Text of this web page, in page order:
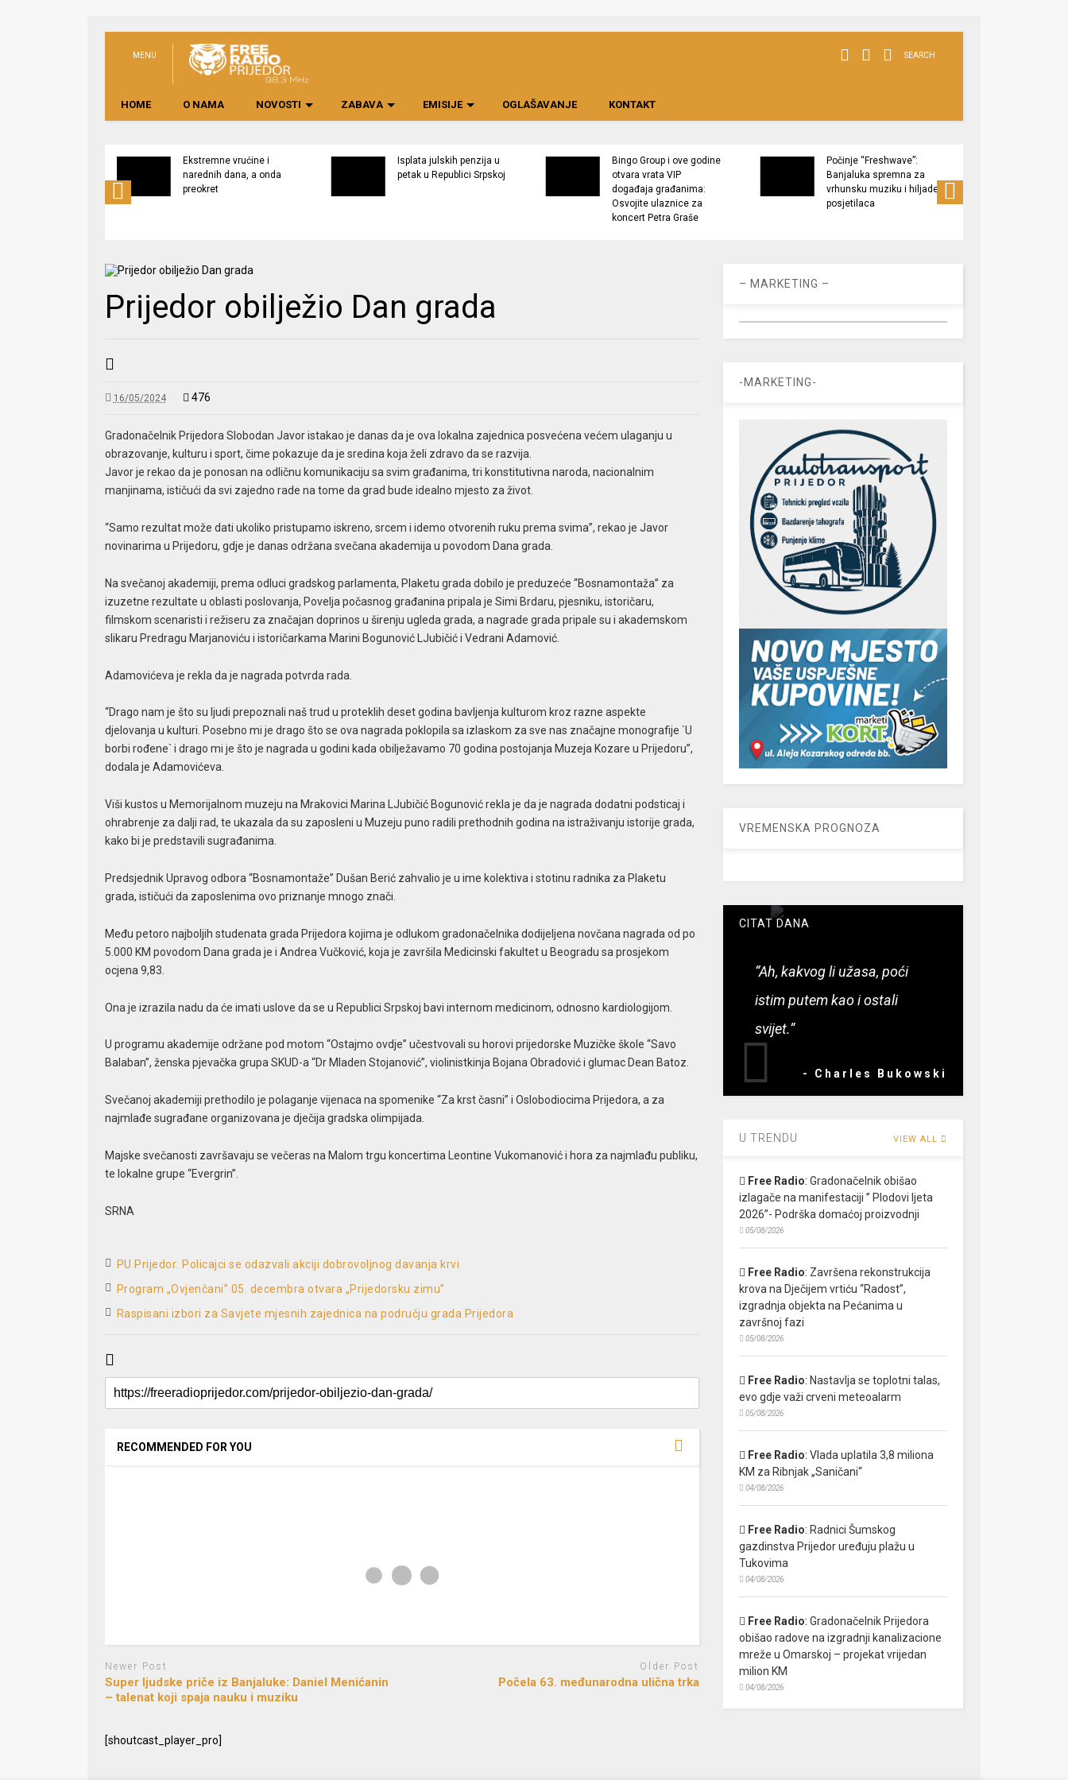
MENU SEARCH
HOME O NAMA NOVOSTI ZABAVA EMISIJE OGLAŠAVANJE KONTAKT
Ekstremne vrućine i
narednih dana, a onda
preokret
Isplata julskih penzija u
petak u Republici Srpskoj
Bingo Group i ove godine
otvara vrata VIP
događaja građanima:
Osvojite ulaznice za
koncert Petra Graše
Počinje “Freshwave”:
Banjaluka spremna za
vrhunsku muziku i hiljade
posjetilaca
Prijedor obilježio Dan grada
16/05/2024 476
Gradonačelnik Prijedora Slobodan Javor istakao je danas da je ova lokalna zajednica posvećena većem ulaganju u
obrazovanje, kulturu i sport, čime pokazuje da je sredina koja želi zdravo da se razvija.
Javor je rekao da je ponosan na odličnu komunikaciju sa svim građanima, tri konstitutivna naroda, nacionalnim
manjinama, ističući da svi zajedno rade na tome da grad bude idealno mjesto za život.
“Samo rezultat može dati ukoliko pristupamo iskreno, srcem i idemo otvorenih ruku prema svima”, rekao je Javor
novinarima u Prijedoru, gdje je danas održana svečana akademija u povodom Dana grada.
Na svečanoj akademiji, prema odluci gradskog parlamenta, Plaketu grada dobilo je preduzeće “Bosnamontaža” za
izuzetne rezultate u oblasti poslovanja, Povelja počasnog građanina pripala je Simi Brdaru, pjesniku, istoričaru,
filmskom scenaristi i režiseru za značajan doprinos u širenju ugleda grada, a nagrade grada pripale su i akademskom
slikaru Predragu Marjanoviću i istoričarkama Marini Bogunović LJubičić i Vedrani Adamović.
Adamovićeva je rekla da je nagrada potvrda rada.
“Drago nam je što su ljudi prepoznali naš trud u proteklih deset godina bavljenja kulturom kroz razne aspekte
djelovanja u kulturi. Posebno mi je drago što se ova nagrada poklopila sa izlaskom za sve nas značajne monografije `U
borbi rođene` i drago mi je što je nagrada u godini kada obilježavamo 70 godina postojanja Muzeja Kozare u Prijedoru”,
dodala je Adamovićeva.
Viši kustos u Memorijalnom muzeju na Mrakovici Marina LJubičić Bogunović rekla je da je nagrada dodatni podsticaj i
ohrabrenje za dalji rad, te ukazala da su zaposleni u Muzeju puno radili prethodnih godina na istraživanju istorije grada,
kako bi je predstavili sugrađanima.
Predsjednik Upravog odbora “Bosnamontaže” Dušan Berić zahvalio je u ime kolektiva i stotinu radnika za Plaketu
grada, ističući da zaposlenima ovo priznanje mnogo znači.
Među petoro najboljih studenata grada Prijedora kojima je odlukom gradonačelnika dodijeljena novčana nagrada od po
5.000 KM povodom Dana grada je i Andrea Vučković, koja je završila Medicinski fakultet u Beogradu sa prosjekom
ocjena 9,83.
Ona je izrazila nadu da će imati uslove da se u Republici Srpskoj bavi internom medicinom, odnosno kardiologijom.
U programu akademije održane pod motom “Ostajmo ovdje” učestvovali su horovi prijedorske Muzičke škole “Savo
Balaban”, ženska pjevačka grupa SKUD-a “Dr Mladen Stojanović”, violinistkinja Bojana Obradović i glumac Dean Batoz.
Svečanoj akademiji prethodilo je polaganje vijenaca na spomenike “Za krst časni” i Oslobodiocima Prijedora, a za
najmlađe sugrađane organizovana je dječija gradska olimpijada.
Majske svečanosti završavaju se večeras na Malom trgu koncertima Leontine Vukomanović i hora za najmlađu publiku,
te lokalne grupe “Evergrin”.
SRNA
PU Prijedor: Policajci se odazvali akciji dobrovoljnog davanja krvi
Program „Ovjenčani” 05. decembra otvara „Prijedorsku zimu”
Raspisani izbori za Savjete mjesnih zajednica na području grada Prijedora
RECOMMENDED FOR YOU
Newer Post
Super ljudske priče iz Banjaluke: Daniel Menićanin
– talenat koji spaja nauku i muziku
Older Post
Počela 63. međunarodna ulična trka
– MARKETING –
-MARKETING-
VREMENSKA PROGNOZA
CITAT DANA
“Ah, kakvog li užasa, poći
istim putem kao i ostali
svijet.”
- Charles Bukowski
U TRENDU VIEW ALL
Free Radio: Gradonačelnik obišao
izlagače na manifestaciji ” Plodovi ljeta
2026”- Podrška domaćoj proizvodnji
05/08/2026
Free Radio: Završena rekonstrukcija
krova na Dječijem vrtiću “Radost”,
izgradnja objekta na Pećanima u
završnoj fazi
05/08/2026
Free Radio: Nastavlja se toplotni talas,
evo gdje važi crveni meteoalarm
05/08/2026
Free Radio: Vlada uplatila 3,8 miliona
KM za Ribnjak „Saničani“
04/08/2026
Free Radio: Radnici Šumskog
gazdinstva Prijedor uređuju plažu u
Tukovima
04/08/2026
Free Radio: Gradonačelnik Prijedora
obišao radove na izgradnji kanalizacione
mreže u Omarskoj – projekat vrijedan
milion KM
04/08/2026
[shoutcast_player_pro]